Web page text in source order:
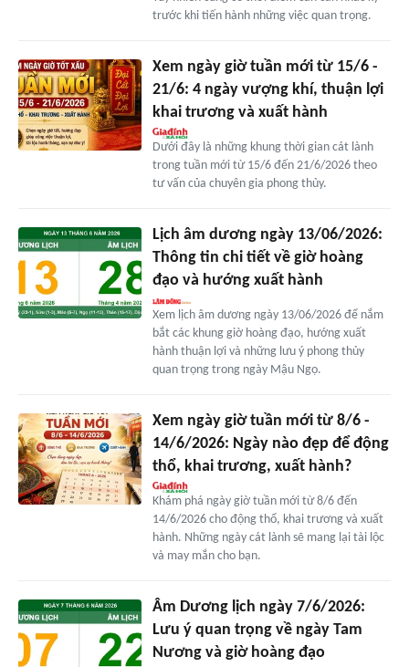
trước khi tiến hành những việc quan trọng.
Xem ngày giờ tuần mới từ 15/6 -
21/6: 4 ngày vượng khí, thuận lợi
khai trương và xuất hành
Dưới đây là những khung thời gian cát lành
trong tuần mới từ 15/6 đến 21/6/2026 theo
tư vấn của chuyên gia phong thủy.
Lịch âm dương ngày 13/06/2026:
Thông tin chi tiết về giờ hoàng
đạo và hướng xuất hành
Xem lịch âm dương ngày 13/06/2026 để nắm
bắt các khung giờ hoàng đạo, hướng xuất
hành thuận lợi và những lưu ý phong thủy
quan trọng trong ngày Mậu Ngọ.
Xem ngày giờ tuần mới từ 8/6 -
14/6/2026: Ngày nào đẹp để động
thổ, khai trương, xuất hành?
Khám phá ngày giờ tuần mới từ 8/6 đến
14/6/2026 cho động thổ, khai trương và xuất
hành. Những ngày cát lành sẽ mang lại tài lộc
và may mắn cho bạn.
Âm Dương lịch ngày 7/6/2026:
Lưu ý quan trọng về ngày Tam
Nương và giờ hoàng đạo